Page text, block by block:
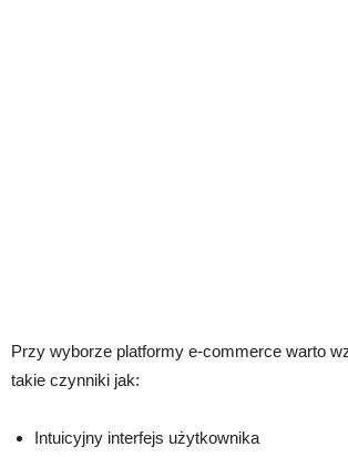
Przy wyborze platformy e-commerce warto
takie czynniki jak:
Intuicyjny interfejs użytkownika